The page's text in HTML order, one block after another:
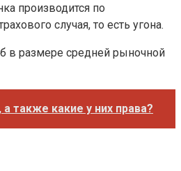
производится по
случая, то есть угона.
в размере средней рыночной
также какие у них права?